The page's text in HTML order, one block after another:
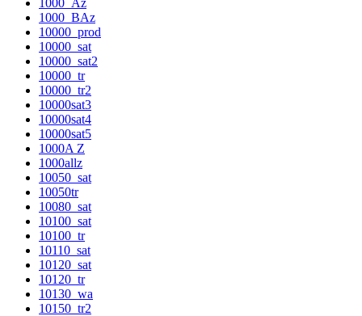
1000_BAz
10000_prod
10000_sat
10000_sat2
10000_tr
10000_tr2
10000sat3
10000sat4
10000sat5
1000A Z
1000allz
10050_sat
10050tr
10080_sat
10100_sat
10100_tr
10110_sat
10120_sat
10120_tr
10130_wa
10150_tr2